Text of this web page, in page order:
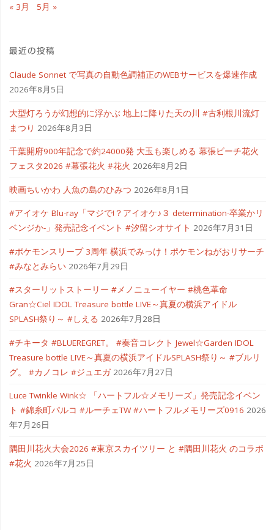
« 3月 5月 »
最近の投稿
Claude Sonnet で写真の自動色調補正のWEBサービスを爆速作成
2026年8月5日
大型灯ろうが幻想的に浮かぶ 地上に降りた天の川 #古利根川流灯
まつり 2026年8月3日
千葉開府900年記念で約24000発 大玉も楽しめる 幕張ビーチ花火
フェスタ2026 #幕張花火 #花火 2026年8月2日
映画ちいかわ 人魚の島のひみつ 2026年8月1日
#アイオケ Blu-ray「マジで!？アイオケ♪３ determination-卒業かリ
ベンジか-」発売記念イベント #汐留シオサイト 2026年7月31日
#ポケモンスリープ 3周年 横浜でみっけ！ポケモンねがおリサーチ
#みなとみらい 2026年7月29日
#スターリットストーリー #メノニューイヤー #桃色革命
Gran☆Ciel IDOL Treasure bottle LIVE～真夏の横浜アイドル
SPLASH祭り～ #しえる 2026年7月28日
#チキータ #BLUEREGRET。 #奏音コレクト Jewel☆Garden IDOL
Treasure bottle LIVE～真夏の横浜アイドルSPLASH祭り～ #ブルリ
グ。 #カノコレ #ジュエガ 2026年7月27日
Luce Twinkle Wink☆ 「ハートフル☆メモリーズ」発売記念イベン
ト #錦糸町パルコ #ルーチェTW #ハートフルメモリーズ0916 2026
年7月26日
隅田川花火大会2026 #東京スカイツリー と #隅田川花火 のコラボ
#花火 2026年7月25日